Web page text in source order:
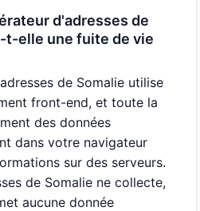
d'adresses de
t-elle une fuite de vie
de Somalie utilise
front-end, et toute la
des données
dans votre navigateur
sur des serveurs.
de Somalie ne collecte,
aucune donnée